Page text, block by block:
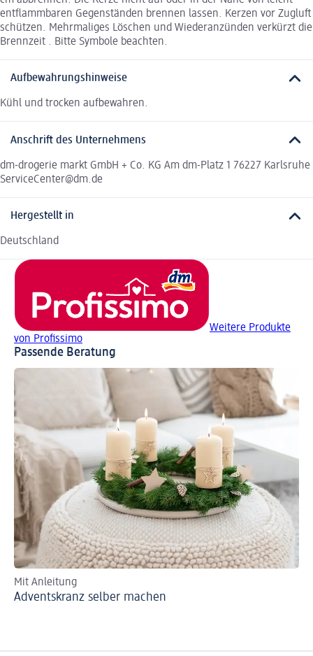
entflammbaren Gegenständen brennen lassen. Kerzen vor Zugluft
schützen. Mehrmaliges Löschen und Wiederanzünden verkürzt die
Brennzeit . Bitte Symbole beachten.
Aufbewahrungshinweise
Kühl und trocken aufbewahren.
Anschrift des Unternehmens
dm-drogerie markt GmbH + Co. KG Am dm-Platz 1 76227 Karlsruhe
ServiceCenter@dm.de
Hergestellt in
Deutschland
Weitere Produkte
von Profissimo
Passende Beratung
Mit Anleitung
Adventskranz selber machen